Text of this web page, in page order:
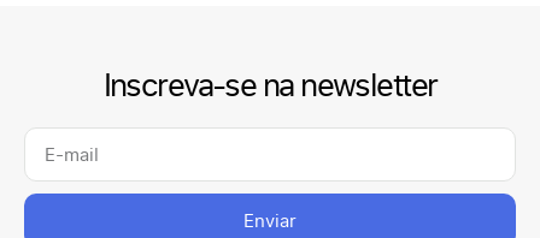
Inscreva-se na newsletter
Enviar